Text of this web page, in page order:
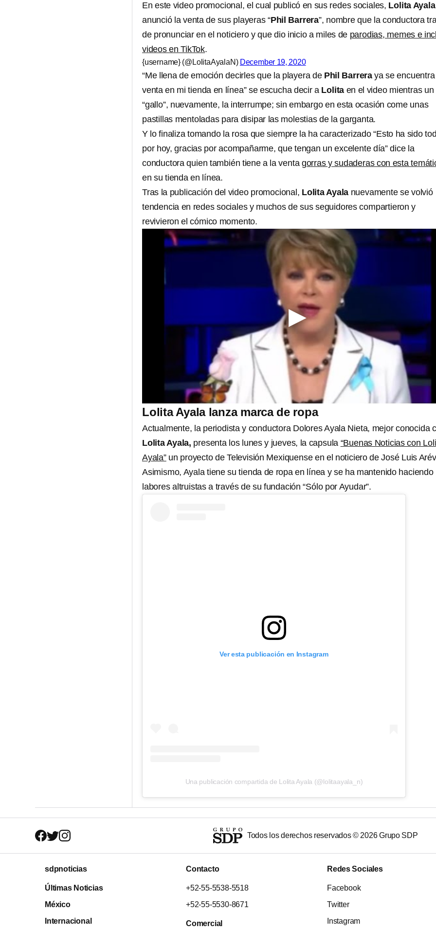
En este video promocional, el cual publicó en sus redes sociales, Lolita Ayala
anunció la venta de sus playeras “Phil Barrera”, nombre que la conductora
de pronunciar en el noticiero y que dio inicio a miles de parodias, memes e
videos en TikTok.
{username} (@LolitaAyalaN) December 19, 2020
“Me llena de emoción decirles que la playera de Phil Barrera ya se
venta en mi tienda en línea” se escucha decir a Lolita en el video mientras un
“gallo”, nuevamente, la interrumpe; sin embargo en esta ocasión come unas
pastillas mentoladas para disipar las molestias de la garganta.
Y lo finaliza tomando la rosa que siempre la ha caracterizado “Esto ha sido
por hoy, gracias por acompañarme, que tengan un excelente día” dice la
conductora quien también tiene a la venta gorras y sudaderas con esta
en su tienda en línea.
Tras la publicación del video promocional, Lolita Ayala nuevamente se volvió
tendencia en redes sociales y muchos de sus seguidores compartieron y
revivieron el cómico momento.
Lolita Ayala lanza marca de ropa
Actualmente, la periodista y conductora Dolores Ayala Nieta, mejor conocida
Lolita Ayala, presenta los lunes y jueves, la capsula “Buenas Noticias con
Ayala”un proyecto de Televisión Mexiquense en el noticiero de José Luis
Asimismo, Ayala tiene su tienda de ropa en línea y se ha mantenido haciendo
labores altruistas a través de su fundación “Sólo por Ayudar”.
Ver esta publicación en Instagram
Una publicación compartida de Lolita Ayala (@lolitaayala_n)
Todos los derechos reservados © 2026Grupo SDP
sdpnoticias
Últimas Noticias
México
Internacional
Contacto
+52-55-5538-5518
+52-55-5530-8671
Comercial
Redes Sociales
Facebook
Twitter
Instagram